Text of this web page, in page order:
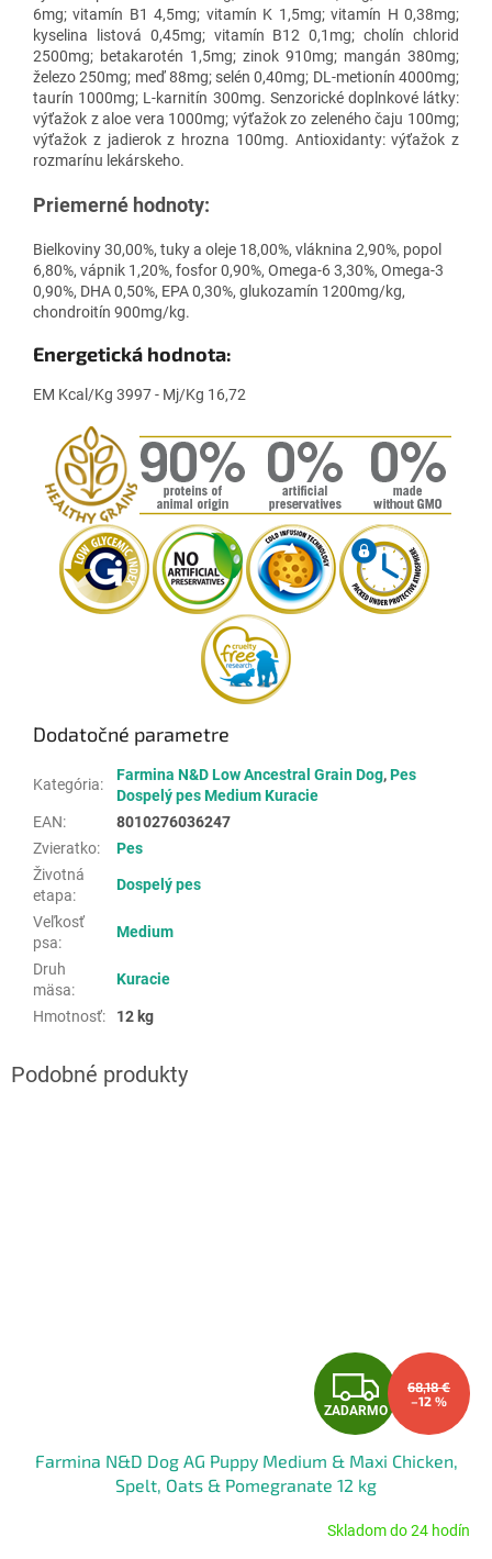
6mg; vitamín B1 4,5mg; vitamín K 1,5mg; vitamín H 0,38mg;
kyselina listová 0,45mg; vitamín B12 0,1mg; cholín chlorid
2500mg; betakarotén 1,5mg; zinok 910mg; mangán 380mg;
železo 250mg; meď 88mg; selén 0,40mg; DL-metionín 4000mg;
taurín 1000mg; L-karnitín 300mg. Senzorické doplnkové látky:
výťažok z aloe vera 1000mg; výťažok zo zeleného čaju 100mg;
výťažok z jadierok z hrozna 100mg. Antioxidanty: výťažok z
rozmarínu lekárskeho.
Priemerné hodnoty:
Bielkoviny 30,00%, tuky a oleje 18,00%, vláknina 2,90%, popol
6,80%, vápnik 1,20%, fosfor 0,90%, Omega-6 3,30%, Omega-3
0,90%, DHA 0,50%, EPA 0,30%, glukozamín 1200mg/kg,
chondroitín 900mg/kg.
Energetická hodnota:
EM Kcal/Kg 3997 - Mj/Kg 16,72
Dodatočné parametre
Kategória:
Farmina N&D Low Ancestral Grain Dog,Pes
Dospelý pes Medium Kuracie
EAN:
8010276036247
Zvieratko:
Pes
Životná
etapa:
Dospelý pes
Veľkosť
psa:
Medium
Druh
mäsa:
Kuracie
Hmotnosť: 12 kg
Z
A
D
A
ZADARMO
68,18 €
–12 %
Farmina N&D Dog AG Puppy Medium & Maxi Chicken,
Spelt, Oats & Pomegranate 12 kg
Skladom do 24 hodín